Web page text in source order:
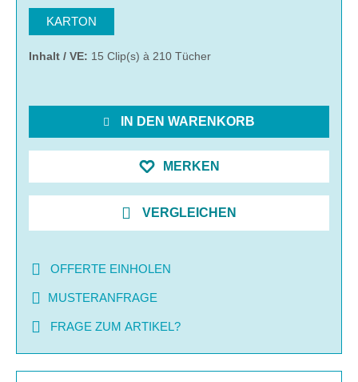
KARTON
Inhalt / VE: 15 Clip(s) à 210 Tücher
IN DEN WARENKORB
MERKEN
VERGLEICHEN
OFFERTE EINHOLEN
MUSTERANFRAGE
FRAGE ZUM ARTIKEL?